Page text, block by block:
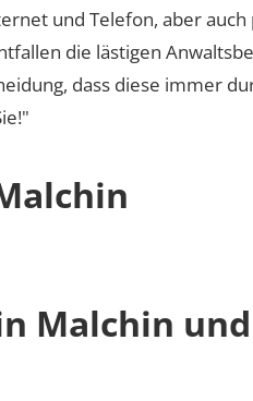
und Telefon, aber
die lästigen
dass diese immer
Malchin und